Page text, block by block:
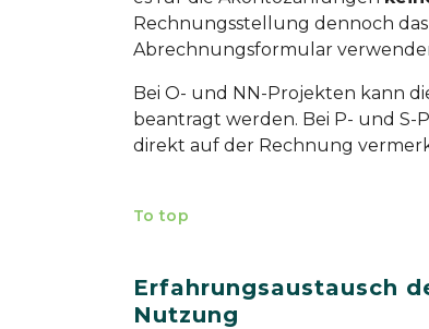
Rechnungsstellung dennoch
Abrechnungsformular
Bei O- und NN-Projekten kann
beantragt werden. Bei P- und S-
direkt auf der Rechnung
To top
Erfahrungsaustausch
Nutzung